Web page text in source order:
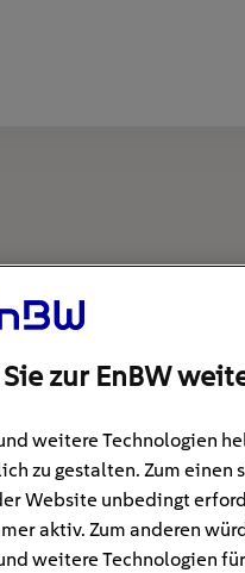
zur EnBW
weitere Technologien
zu gestalten. Zum einen
Website unbedingt
aktiv. Zum anderen
weitere Technologien